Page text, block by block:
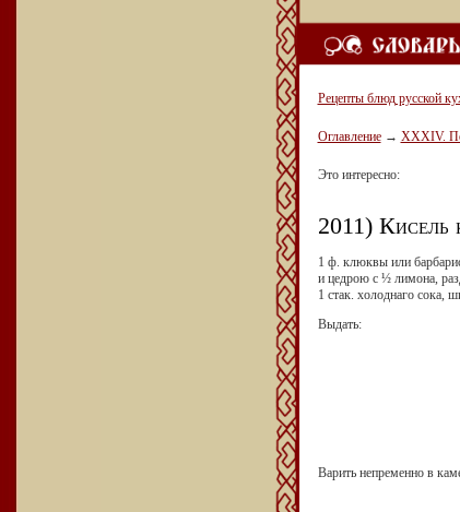
Рецепты блюд русской
Оглавление → ХХХIV.
Это интересно:
2011) Кисель
1 ф. клюквы или
и цедрою с ½ лимона,
1 стак. холоднаго сока,
Выдать:
Варить непременно в